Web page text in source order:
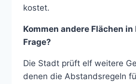
kostet.
Kommen andere Flächen
Frage?
Die Stadt prüft elf weitere
denen die Abstandsregeln